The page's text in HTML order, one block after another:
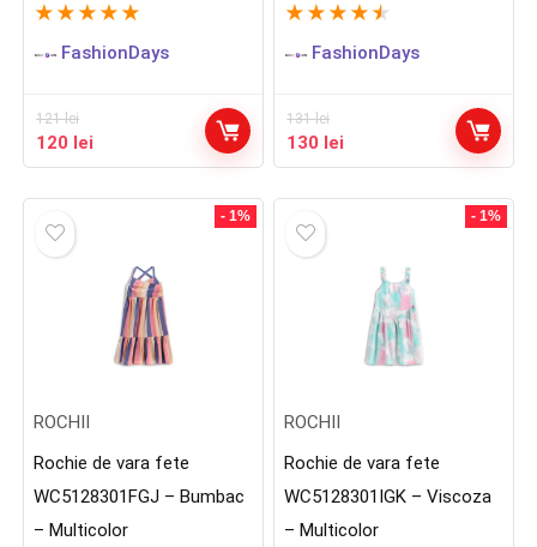
★ ★ ★ ★ ★
FashionDays
121lei
Prețul
inițial
121 lei.
120 lei
curent
★ ★ ★ ★ ★
FashionDays
131lei
Prețul
inițial
131 lei.
130 lei
curent
- 1%
ROCHII
Rochie de vara fete
WC5128301FGJ – Bumbac
– Multicolor
- 1%
ROCHII
Rochie de vara fete
WC5128301IGK – Viscoza
– Multicolor